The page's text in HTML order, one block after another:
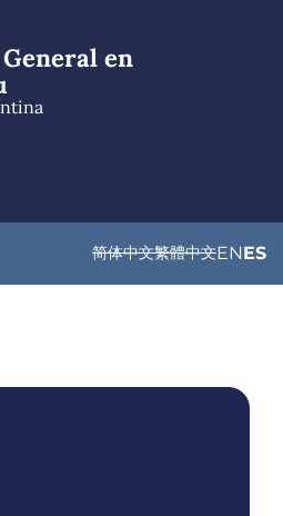
en
简体中文繁體中文ENES